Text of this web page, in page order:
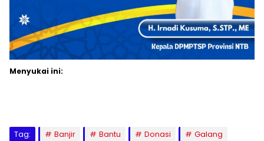
Menyukai ini:
Tag: Banjir Bantu Donasi
Galang